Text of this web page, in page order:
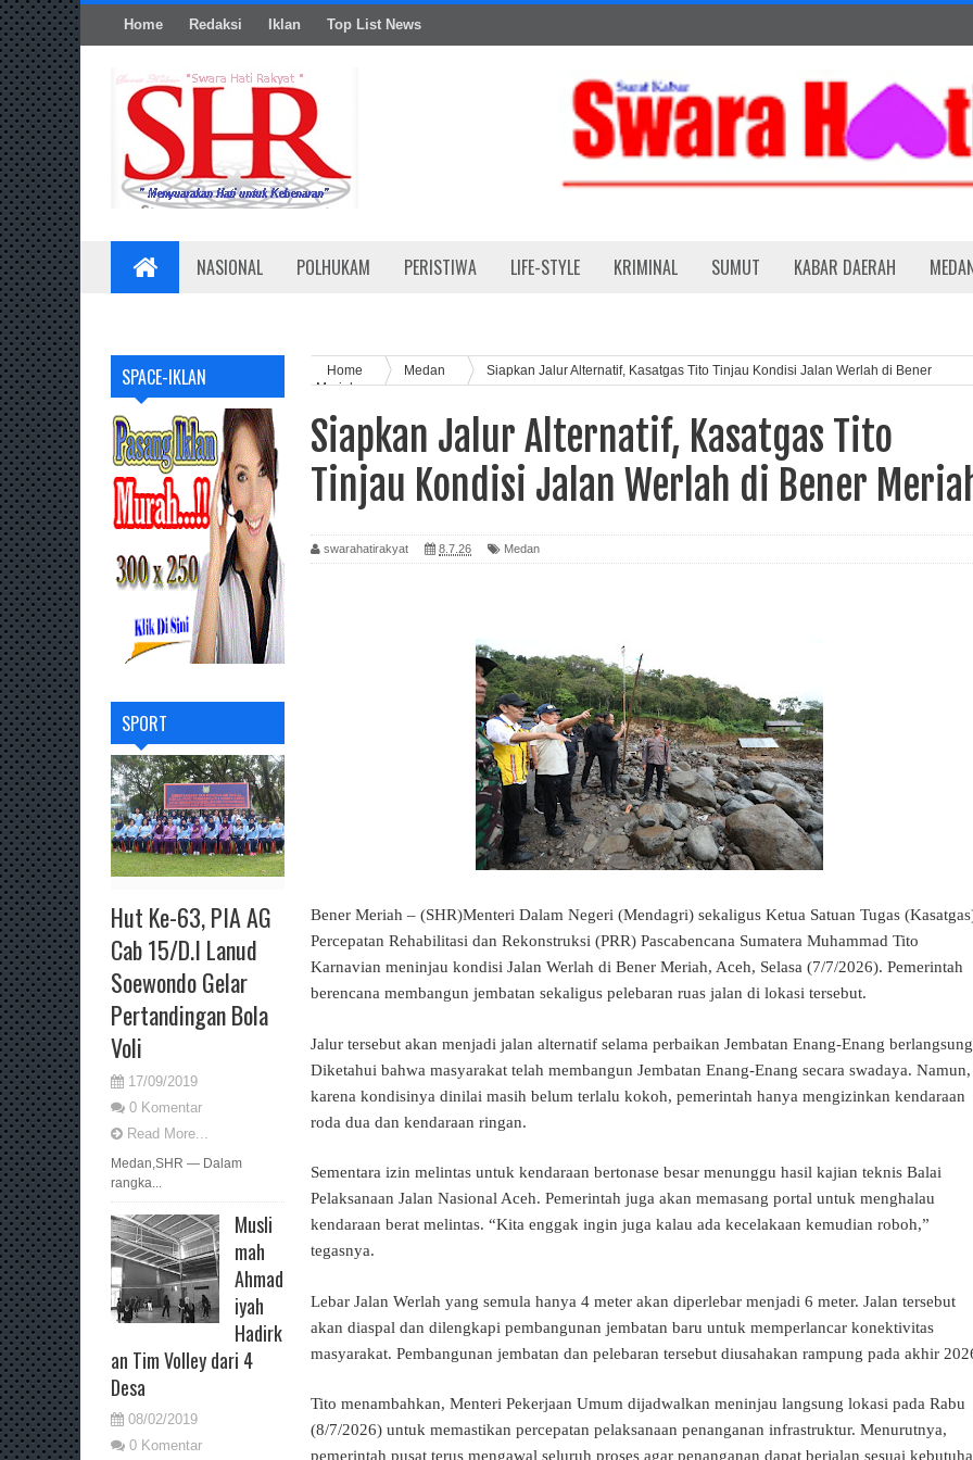
Home Redaksi Iklan Top List News
NASIONAL POLHUKAM PERISTIWA LIFE-STYLE KRIMINAL SUMUT KABAR DAERAH
SPACE-IKLAN
SPORT
Hut Ke-63, PIA AG
Cab 15/D.I Lanud
Soewondo Gelar
Pertandingan Bola
Voli
17/09/2019
0 Komentar
Read More...
Medan,SHR — Dalam
rangka...
Musli
mah
Ahmad
iyah
Hadirk
an Tim Volley dari 4
Desa
08/02/2019
0 Komentar
Home Medan
Siapkan Jalur Alternatif, Kasatgas Tito Tinjau Kondisi Jalan Werlah di Bener
Meriah
Siapkan Jalur Alternatif, Kasatgas Tito
Tinjau Kondisi Jalan Werlah di Bener
swarahatirakyat 8.7.26 Medan
Bener Meriah – (SHR)Menteri Dalam Negeri (Mendagri) sekaligus Ketua Satuan Tugas
Percepatan Rehabilitasi dan Rekonstruksi (PRR) Pascabencana Sumatera Muhammad Tito
Karnavian meninjau kondisi Jalan Werlah di Bener Meriah, Aceh, Selasa (7/7/2026). Pemerintah
berencana membangun jembatan sekaligus pelebaran ruas jalan di lokasi tersebut.
Jalur tersebut akan menjadi jalan alternatif selama perbaikan Jembatan Enang-Enang
Diketahui bahwa masyarakat telah membangun Jembatan Enang-Enang secara swadaya. Namun,
karena kondisinya dinilai masih belum terlalu kokoh, pemerintah hanya mengizinkan kendaraan
roda dua dan kendaraan ringan.
Sementara izin melintas untuk kendaraan bertonase besar menunggu hasil kajian teknis Balai
Pelaksanaan Jalan Nasional Aceh. Pemerintah juga akan memasang portal untuk menghalau
kendaraan berat melintas. “Kita enggak ingin juga kalau ada kecelakaan kemudian roboh,”
tegasnya.
Lebar Jalan Werlah yang semula hanya 4 meter akan diperlebar menjadi 6 meter. Jalan tersebut
akan diaspal dan dilengkapi pembangunan jembatan baru untuk memperlancar konektivitas
masyarakat. Pembangunan jembatan dan pelebaran tersebut diusahakan rampung pada akhir
Tito menambahkan, Menteri Pekerjaan Umum dijadwalkan meninjau langsung lokasi pada Rabu
(8/7/2026) untuk memastikan percepatan pelaksanaan penanganan infrastruktur. Menurutnya,
pemerintah pusat terus mengawal seluruh proses agar penanganan dapat berjalan sesuai